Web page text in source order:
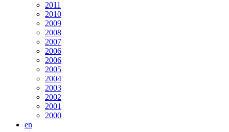
2011
2010
2009
2008
2007
2006
2006
2005
2004
2003
2002
2001
2000
en